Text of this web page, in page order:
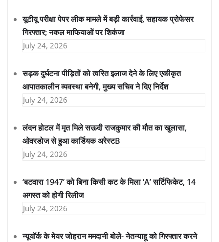
यूटीयू परीक्षा पेपर लीक मामले में बड़ी कार्रवाई, सहायक प्रोफेसर
गिरफ्तार; नकल माफियाओं पर शिकंजा
July 24, 2026
सड़क दुर्घटना पीड़ितों को त्वरित इलाज देने के लिए एकीकृत
आपातकालीन व्यवस्था बनेगी, मुख्य सचिव ने दिए निर्देश
July 24, 2026
लंदन होटल में मृत मिले सऊदी राजकुमार की मौत का खुलासा,
ओवरडोज से हुआ कार्डियक अरेस्टB
July 24, 2026
‘बटवारा 1947’ को बिना किसी कट के मिला ‘A’ सर्टिफिकेट, 14
अगस्त को होगी रिलीज
July 24, 2026
न्यूयॉर्क के मेयर जोहरान ममदानी बोले- नेतन्याहू को गिरफ्तार करने